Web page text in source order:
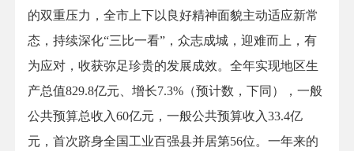
的双重压力，全市上下以良好精神面貌主动适应新常
态，持续深化“三比一看”，众志成城，迎难而上，有
为应对，收获弥足珍贵的发展成效。全年实现地区生
产总值829.8亿元、增长7.3%（预计数，下同），一般
公共预算总收入60亿元，一般公共预算收入33.4亿
元，首次跻身全国工业百强县并居第56位。一年来的